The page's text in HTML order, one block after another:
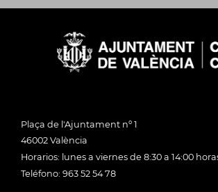
Plaça de l'Ajuntament nº 1
46002 València
Horarios: lunes a viernes de 8:30 a 14:00
Teléfono: 963 52 54 78